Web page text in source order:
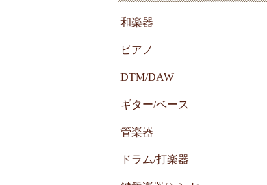
和楽器
ピアノ
DTM/DAW
ギター/ベース
管楽器
ドラム/打楽器